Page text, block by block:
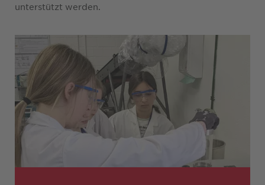
unterstützt werden.